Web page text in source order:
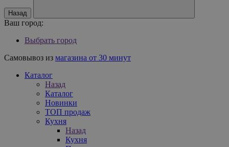
Назад
Ваш город:
Выбрать город
Самовывоз из магазина от 30 минут
Каталог
Назад
Каталог
Новинки
ТОП продаж
Кухня
Назад
Кухня